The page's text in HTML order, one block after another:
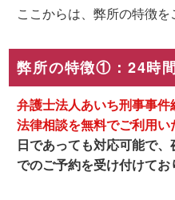
ここからは、弊所の特徴を
弊所の特徴①：24時
弁護士法人あいち刑事事
法律相談を無料でご利用い
日であっても対応可能で
でのご予約を受け付けてお